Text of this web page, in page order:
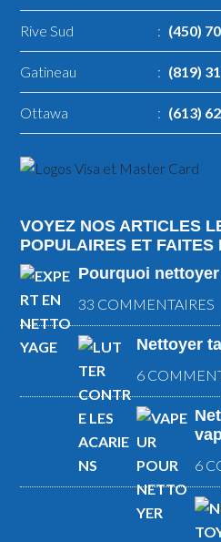
Rive Sud : (450)
Gatineau : (819)
Ottawa : (613)
VOYEZ NOS ARTICLES
POPULAIRES ET FAITES
Pourquoi
33 COMMENTAIRES
Nettoyer
6
6